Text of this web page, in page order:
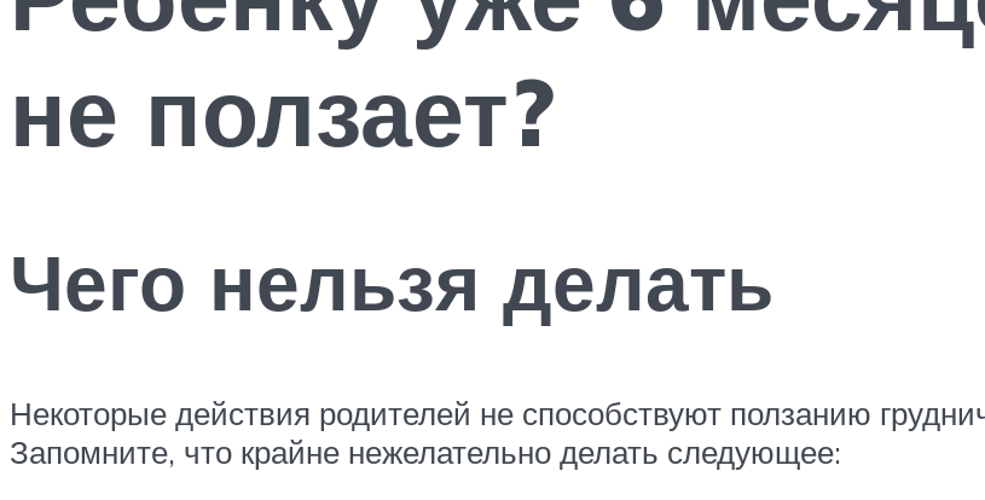
не ползает?
Чего нельзя делать
Некоторые действия родителей не способствуют ползанию
Запомните, что крайне нежелательно делать следующее: